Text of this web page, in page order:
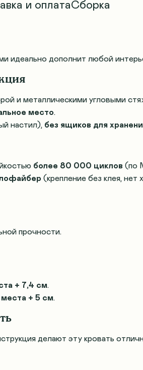
и оплатаСборка
идеально дополнит любой
и металлическими угловыми
место.
настил), без ящиков для
более 80 000 циклов (по
(крепление без клея, нет
прочности.
+ 7,4 см.
+ 5 см.
делают эту кровать